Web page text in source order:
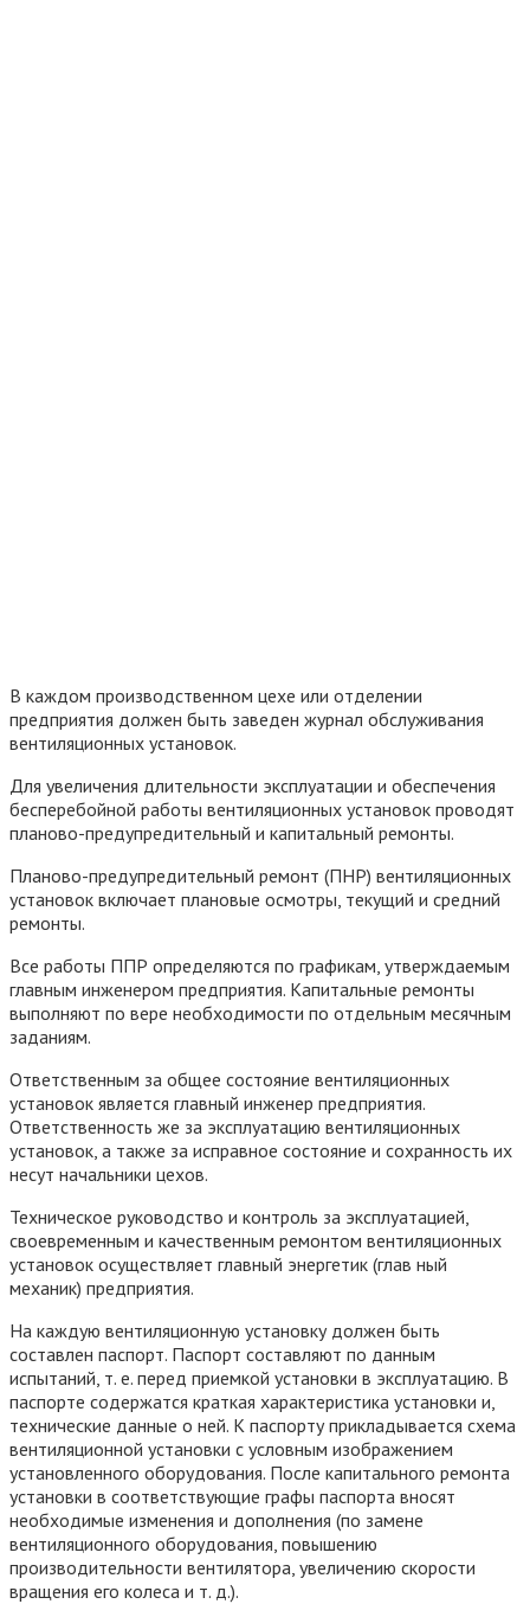
В каждом производственном цехе или отделении
предприятия должен быть заведен журнал обслуживания
вентиляционных установок.
Для увеличения длительности эксплуатации и обеспечения
бесперебойной работы вентиляционных установок проводят
планово-предупредительный и капитальный ремонты.
Планово-предупредительный ремонт (ПНР) вентиляционных
установок включает плановые осмотры, текущий и средний
ремонты.
Все работы ППР определяются по графикам, утверждаемым
главным инженером предприятия. Капитальные ремонты
выполняют по вере необходимости по отдельным месячным
заданиям.
Ответственным за общее состояние вентиляционных
установок является главный инженер предприятия.
Ответственность же за эксплуатацию вентиляционных
установок, а также за исправное состояние и сохранность их
несут начальники цехов.
Техническое руководство и контроль за эксплуатацией,
своевременным и качественным ремонтом вентиляционных
установок осуществляет главный энергетик (глав ный
механик) предприятия.
На каждую вентиляционную установку должен быть
составлен паспорт. Паспорт составляют по данным
испытаний, т. е. перед приемкой установки в эксплуатацию. В
паспорте содержатся краткая характеристика установки и,
технические данные о ней. К паспорту прикладывается схема
вентиляционной установки с условным изображением
установленного оборудования. После капитального ремонта
установки в соответствующие графы паспорта вносят
необходимые изменения и дополнения (по замене
вентиляционного оборудования, повышению
производительности вентилятора, увеличению скорости
вращения его колеса и т. д.).